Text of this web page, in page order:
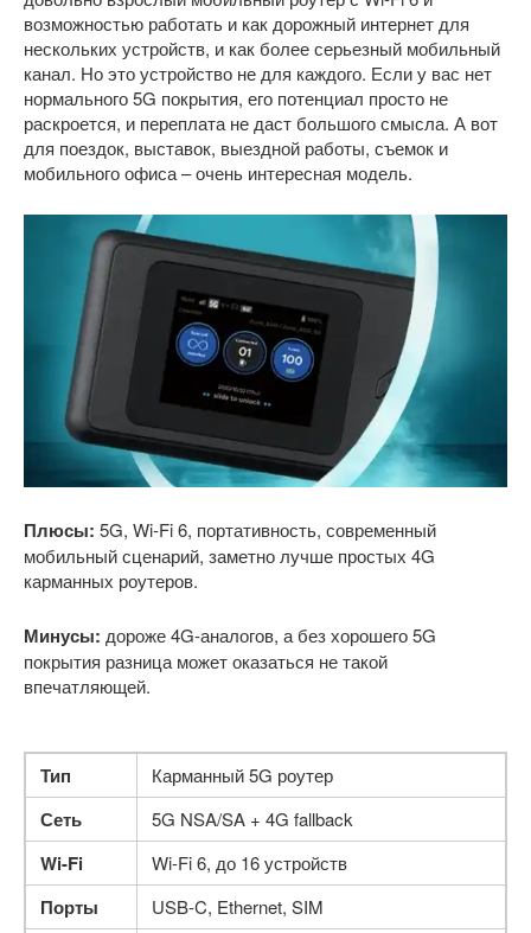
возможностью работать и как дорожный интернет для
нескольких устройств, и как более серьезный мобильный
канал. Но это устройство не для каждого. Если у вас нет
нормального 5G покрытия, его потенциал просто не
раскроется, и переплата не даст большого смысла. А вот
для поездок, выставок, выездной работы, съемок и
мобильного офиса – очень интересная модель.
Плюсы: 5G, Wi-Fi 6, портативность, современный
мобильный сценарий, заметно лучше простых 4G
карманных роутеров.
Минусы: дороже 4G-аналогов, а без хорошего 5G
покрытия разница может оказаться не такой
впечатляющей.
Тип Карманный 5G роутер
Сеть 5G NSA/SA + 4G fallback
Wi-Fi Wi-Fi 6, до 16 устройств
Порты USB-C, Ethernet, SIM